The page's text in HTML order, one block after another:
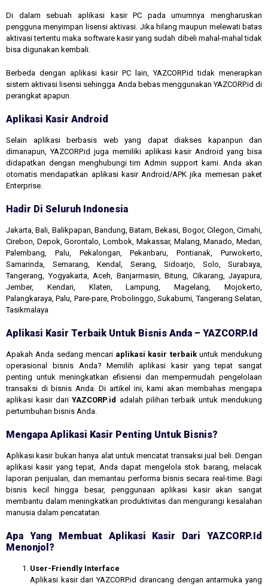
Di dalam sebuah aplikasi kasir PC pada umumnya mengharuskan
pengguna menyimpan lisensi aktivasi. Jika hilang maupun melewati batas
aktivasi tertentu maka software kasir yang sudah dibeli mahal-mahal tidak
bisa digunakan kembali.
Berbeda dengan aplikasi kasir PC lain, YAZCORP.id tidak menerapkan
sistem aktivasi lisensi sehingga Anda bebas menggunakan YAZCORP.id di
perangkat apapun.
Aplikasi Kasir Android
Selain aplikasi berbasis web yang dapat diakses kapanpun dan
dimanapun, YAZCORP.id juga memiliki aplikasi kasir Android yang bisa
didapatkan dengan menghubungi tim Admin support kami. Anda akan
otomatis mendapatkan aplikasi kasir Android/APK jika memesan paket
Enterprise.
Hadir Di Seluruh Indonesia
Jakarta, Bali, Balikpapan, Bandung, Batam, Bekasi, Bogor, Cilegon, Cimahi,
Cirebon, Depok, Gorontalo, Lombok, Makassar, Malang, Manado, Medan,
Palembang, Palu, Pekalongan, Pekanbaru, Pontianak, Purwokerto,
Samarinda, Semarang, Kendal, Serang, Sidoarjo, Solo, Surabaya,
Tangerang, Yogyakarta, Aceh, Banjarmasin, Bitung, Cikarang, Jayapura,
Jember, Kendari, Klaten, Lampung, Magelang, Mojokerto,
Palangkaraya, Palu, Pare-pare, Probolinggo, Sukabumi, Tangerang Selatan,
Tasikmalaya
Aplikasi Kasir Terbaik Untuk Bisnis Anda – YAZCORP.id
Apakah Anda sedang mencari aplikasi kasir terbaikuntuk mendukung
operasional bisnis Anda? Memilih aplikasi kasir yang tepat sangat
penting untuk meningkatkan efisiensi dan mempermudah pengelolaan
transaksi di bisnis Anda. Di artikel ini, kami akan membahas mengapa
aplikasi kasir dariYAZCORP.id adalah pilihan terbaik untuk mendukung
pertumbuhan bisnis Anda.
Mengapa Aplikasi Kasir Penting Untuk Bisnis?
Aplikasi kasir bukan hanya alat untuk mencatat transaksi jual beli. Dengan
aplikasi kasir yang tepat, Anda dapat mengelola stok barang, melacak
laporan penjualan, dan memantau performa bisnis secara real-time. Bagi
bisnis kecil hingga besar, penggunaan aplikasi kasir akan sangat
membantu dalam meningkatkan produktivitas dan mengurangi kesalahan
manusia dalam pencatatan.
Apa Yang Membuat Aplikasi Kasir Dari YAZCORP.id
Menonjol?
User-Friendly Interface
Aplikasi kasir dari YAZCORP.id dirancang dengan antarmuka yang